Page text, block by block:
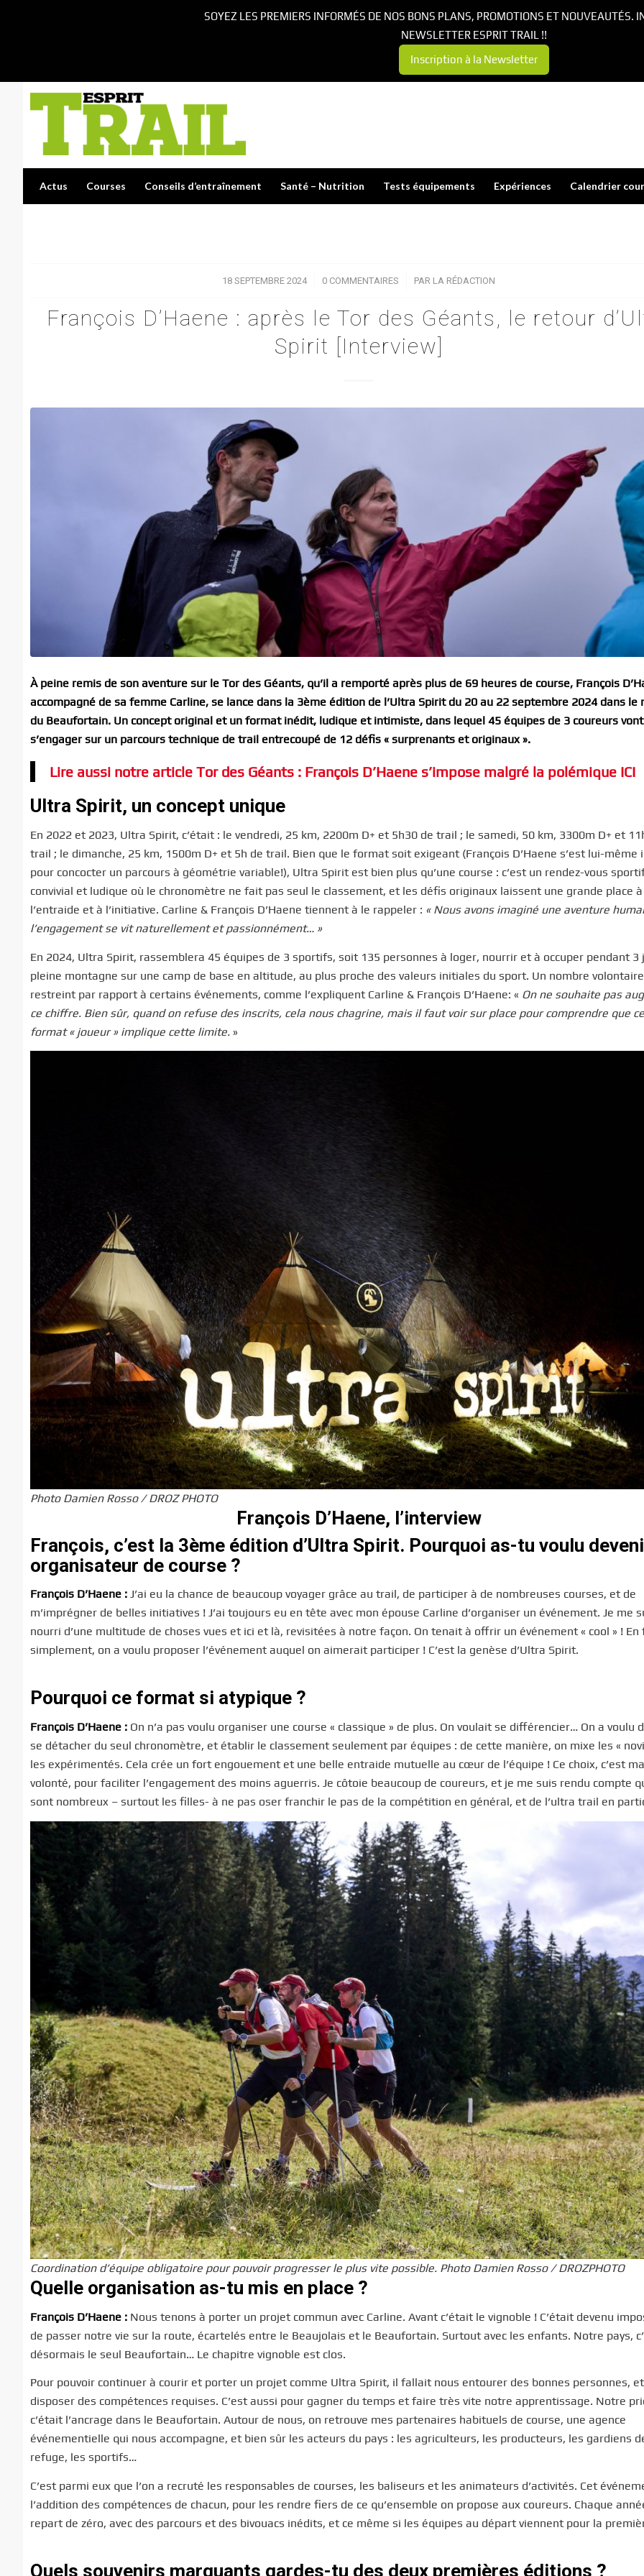
Actus Courses Conseils d’entraînement Santé – Nutrition Tests équipements Expériences Calendrier
18 SEPTEMBRE 2024
/ 0 COMMENTAIRES
/ PAR LA RÉDACTION
François D’Haene : après le Tor des Géants, le retour
Spirit [Interview]
À peine remis de son aventure sur le Tor des Géants, qu’il a remporté après plus de 69 heures de course, François
accompagné de sa femme Carline, se lance dans la 3ème édition de l’Ultra Spirit du 20 au 22 septembre 2024 dans le
du Beaufortain. Un concept original et un format inédit, ludique et intimiste, dans lequel 45 équipes de 3 coureurs vont
s’engager sur un parcours technique de trail entrecoupé de 12 défis « surprenants et originaux ».
Lire aussi notre article Tor des Géants : François D’Haene s’impose malgré la polémique ICI
Ultra Spirit, un concept unique
En 2022 et 2023, Ultra Spirit, c’était : le vendredi, 25 km, 2200m D+ et 5h30 de trail ; le samedi, 50 km, 3300m D+ et
trail ; le dimanche, 25 km, 1500m D+ et 5h de trail. Bien que le format soit exigeant (François D’Haene s’est lui-même
pour concocter un parcours à géométrie variable!), Ultra Spirit est bien plus qu’une course : c’est un rendez-vous
convivial et ludique où le chronomètre ne fait pas seul le classement, et les défis originaux laissent une grande place à
l’entraide et à l’initiative. Carline & François D’Haene tiennent à le rappeler : «Nous avons imaginé une aventure
l’engagement se vit naturellement et passionnément… »
En 2024, Ultra Spirit, rassemblera 45 équipes de 3 sportifs, soit 135 personnes à loger, nourrir et à occuper pendant 3
pleine montagne sur une camp de base en altitude, au plus proche des valeurs initiales du sport. Un nombre
restreint par rapport à certains événements, comme l’expliquent Carline & François D’Haene: « On ne souhaite pas
ce chiffre. Bien sûr, quand on refuse des inscrits, cela nous chagrine, mais il faut voir sur place pour comprendre que ce
format « joueur » implique cette limite. »
Photo Damien Rosso / DROZ PHOTO
François D’Haene, l’interview
François, c’est la 3ème édition d’Ultra Spirit. Pourquoi as-tu voulu
organisateur de course ?
François D’Haene : J’ai eu la chance de beaucoup voyager grâce au trail, de participer à de nombreuses courses, et de
m’imprégner de belles initiatives ! J’ai toujours eu en tête avec mon épouse Carline d’organiser un événement. Je me
nourri d’une multitude de choses vues et ici et là, revisitées à notre façon. On tenait à offrir un événement « cool » !
simplement, on a voulu proposer l’événement auquel on aimerait participer ! C’est la genèse d’Ultra Spirit.
Pourquoi ce format si atypique ?
François D’Haene : On n’a pas voulu organiser une course « classique » de plus. On voulait se différencier… On a voulu
se détacher du seul chronomètre, et établir le classement seulement par équipes : de cette manière, on mixe les «
les expérimentés. Cela crée un fort engouement et une belle entraide mutuelle au cœur de l’équipe ! Ce choix, c’est ma
volonté, pour faciliter l’engagement des moins aguerris. Je côtoie beaucoup de coureurs, et je me suis rendu compte
sont nombreux – surtout les filles- à ne pas oser franchir le pas de la compétition en général, et de l’ultra trail en
Coordination d’équipe obligatoire pour pouvoir progresser le plus vite possible. Photo Damien Rosso / DROZPHOTO
Quelle organisation as-tu mis en place ?
François D’Haene : Nous tenons à porter un projet commun avec Carline. Avant c’était le vignoble ! C’était devenu
de passer notre vie sur la route, écartelés entre le Beaujolais et le Beaufortain. Surtout avec les enfants. Notre pays,
désormais le seul Beaufortain… Le chapitre vignoble est clos.
Pour pouvoir continuer à courir et porter un projet comme Ultra Spirit, il fallait nous entourer des bonnes personnes,
disposer des compétences requises. C’est aussi pour gagner du temps et faire très vite notre apprentissage. Notre
c’était l’ancrage dans le Beaufortain. Autour de nous, on retrouve mes partenaires habituels de course, une agence
événementielle qui nous accompagne, et bien sûr les acteurs du pays : les agriculteurs, les producteurs, les gardiens
refuge, les sportifs…
C’est parmi eux que l’on a recruté les responsables de courses, les baliseurs et les animateurs d’activités. Cet
l’addition des compétences de chacun, pour les rendre fiers de ce qu’ensemble on propose aux coureurs. Chaque
repart de zéro, avec des parcours et des bivouacs inédits, et ce même si les équipes au départ viennent pour la
Quels souvenirs marquants gardes-tu des deux premières éditions ?
SOYEZ LES PREMIERS INFORMÉS DE NOS BONS PLANS, PROMOTIONS ET NOUVEAUTÉS.
NEWSLETTER ESPRIT TRAIL !!
Inscription à la Newsletter